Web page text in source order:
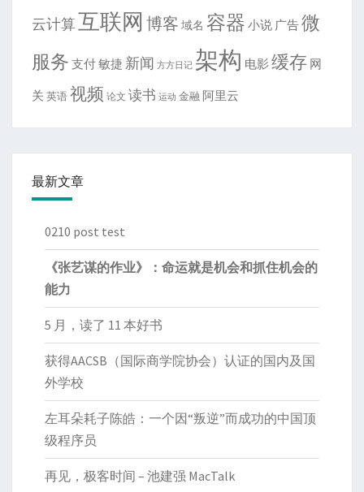
云计算互联网 博客 域名 容器 小说 广告微
服务 支付敏捷 新闻 方方日记 架构 电影 缓存 网
关 英语视频 论文 读书 运动 金融 阿里云
最新文章
0210 post test
《张艺谋的作业》：命运就是机会和抓住机会的
能力
5 月，读了 11 本好书
获得AACSB（国际商学院协会）认证的国内及国
外学校
左耳朵耗子陈皓：一个因“叛逆”而成功的中国顶
级程序员
再见，极客时间 – 池建强 MacTalk